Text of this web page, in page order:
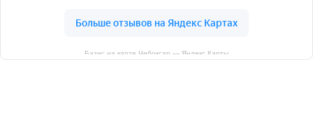
Базис на карте Чебоксар — Яндекс Карты